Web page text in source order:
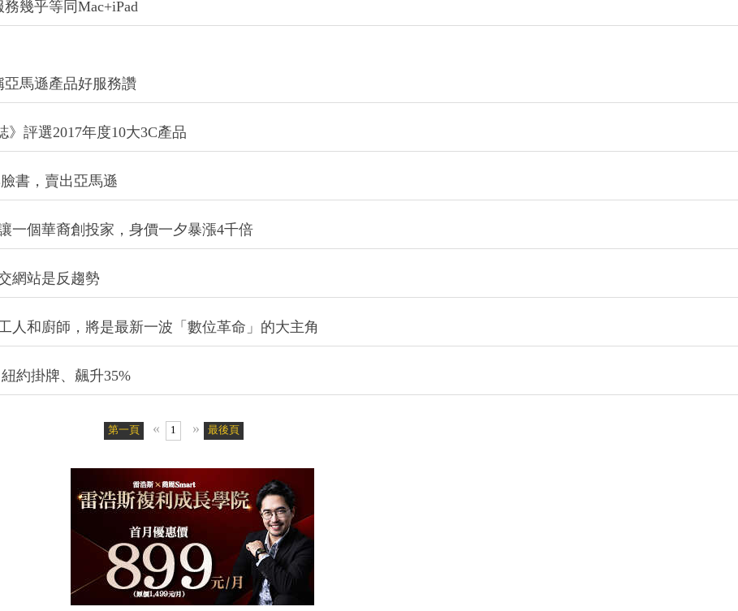
連三天創歷史新高
馬遜產品好服務讚
評選2017年度10大3C產品
書，賣出亞馬遜
一個華裔創投家，身價一夕暴漲4千倍
網站是反趨勢
人和廚師，將是最新一波「數位革命」的大主角
約掛牌、飆升35%
第一頁 « 1 »